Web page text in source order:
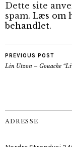
Dette site
spam. Læs om
behandlet.
PREVIOUS POST
Lin Utzon – Gouache
ADRESSE